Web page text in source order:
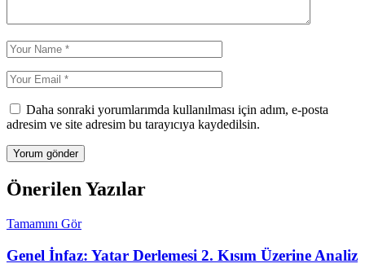
Daha sonraki yorumlarımda kullanılması için adım, e-posta
adresim ve site adresim bu tarayıcıya kaydedilsin.
Önerilen Yazılar
Tamamını Gör
Genel İnfaz: Yatar Derlemesi 2. Kısım Üzerine Analiz